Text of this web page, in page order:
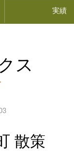
実績
ス
散策